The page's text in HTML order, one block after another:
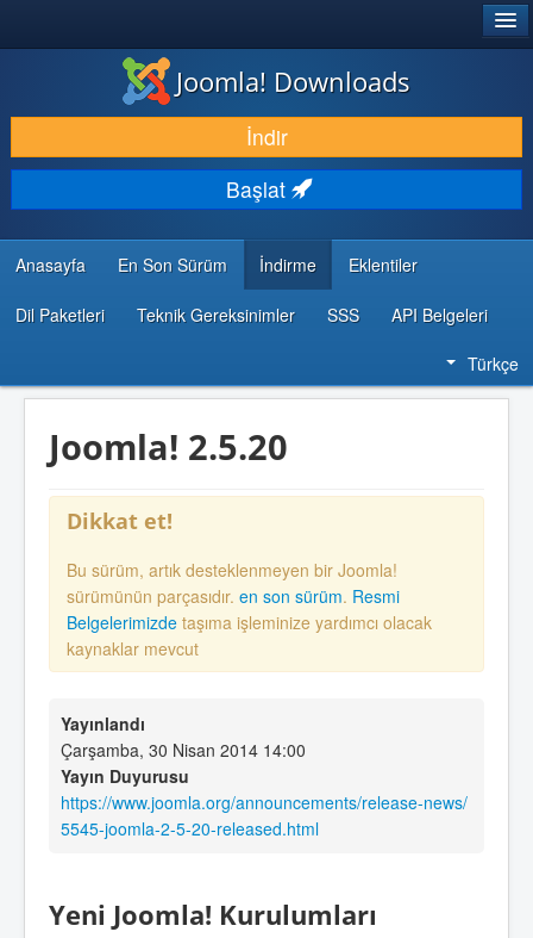
İNDIR & GENIŞLET
KEŞFET & ÖĞREN
TOPLULUK & DESTEK
GELIŞTIRICI KAYNAKLARI
Joomla! Downloads
İndir
Başlat
Anasayfa En Son Sürüm İndirme Eklentiler
Dil Paketleri Teknik Gereksinimler SSS API Belgeleri
Türkçe
Joomla! 2.5.20
Dikkat et!
Bu sürüm, artık desteklenmeyen bir Joomla!
sürümünün parçasıdır. en son sürüm. Resmi
Belgelerimizde taşıma işleminize yardımcı olacak
kaynaklar mevcut
Yayınlandı
Çarşamba, 30 Nisan 2014 14:00
Yayın Duyurusu
https://www.joomla.org/announcements/release-news/
5545-joomla-2-5-20-released.html
Yeni Joomla! Kurulumları